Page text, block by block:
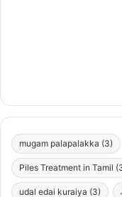
mugam palapalakka (3)
Piles Treatment in Tamil
udal edai kuraiya (3)